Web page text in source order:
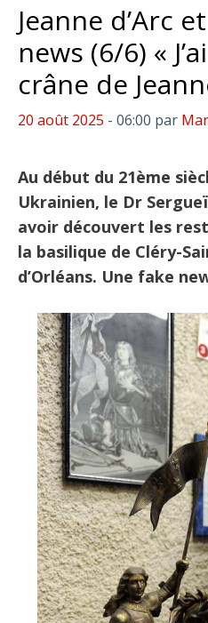
Jeanne d’Arc
news (6/6) «
crâne de
20 août 2025 - 06:00 par
Au début du 21ème
Ukrainien, le Dr
avoir découvert les
la basilique de Cléry-
d’Orléans. Une fake